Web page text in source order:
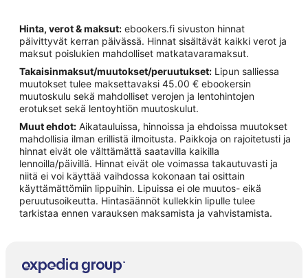
Hinta, verot & maksut: ebookers.fi sivuston hinnat
päivittyvät kerran päivässä. Hinnat sisältävät kaikki verot ja
maksut poislukien mahdolliset matkatavaramaksut.
Takaisinmaksut/muutokset/peruutukset: Lipun salliessa
muutokset tulee maksettavaksi 45.00 € ebookersin
muutoskulu sekä mahdolliset verojen ja lentohintojen
erotukset sekä lentoyhtiön muutoskulut.
Muut ehdot: Aikatauluissa, hinnoissa ja ehdoissa muutokset
mahdollisia ilman erillistä ilmoitusta. Paikkoja on rajoitetusti ja
hinnat eivät ole välttämättä saatavilla kaikilla
lennoilla/päivillä. Hinnat eivät ole voimassa takautuvasti ja
niitä ei voi käyttää vaihdossa kokonaan tai osittain
käyttämättömiin lippuihin. Lipuissa ei ole muutos- eikä
peruutusoikeutta. Hintasäännöt kullekkin lipulle tulee
tarkistaa ennen varauksen maksamista ja vahvistamista.